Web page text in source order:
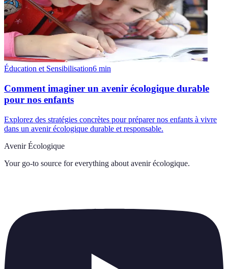
Éducation et Sensibilisation6 min
Comment imaginer un avenir écologique durable
pour nos enfants
Explorez des stratégies concrètes pour préparer nos enfants à vivre
dans un avenir écologique durable et responsable.
Avenir Écologique
Your go-to source for everything about avenir écologique.